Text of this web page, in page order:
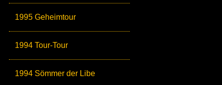
1995 Geheimtour
1994 Tour-Tour
1994 Sömmer der Libe